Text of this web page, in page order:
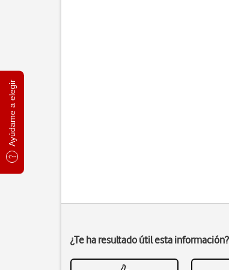
Ayúdame a elegir
¿Te ha resultado útil esta información?